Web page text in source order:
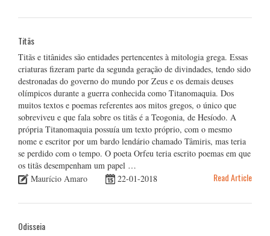
Titãs
Titãs e titânides são entidades pertencentes à mitologia grega. Essas
criaturas fizeram parte da segunda geração de divindades, tendo sido
destronadas do governo do mundo por Zeus e os demais deuses
olímpicos durante a guerra conhecida como Titanomaquia. Dos
muitos textos e poemas referentes aos mitos gregos, o único que
sobreviveu e que fala sobre os titãs é a Teogonia, de Hesíodo. A
própria Titanomaquia possuía um texto próprio, com o mesmo
nome e escritor por um bardo lendário chamado Tâmiris, mas teria
se perdido com o tempo. O poeta Orfeu teria escrito poemas em que
os titãs desempenham um papel …
Maurício Amaro
22-01-2018 Read Article
Odisseia